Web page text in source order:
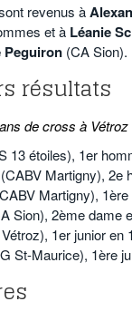
revenus à
et à Léanie
Peguiron (CA Sion).
résultats
de cross à
13 étoiles), 1er
Martigny), 2e
Martigny), 1ère
Sion), 2ème dame
1er junior en
St-Maurice), 1ère